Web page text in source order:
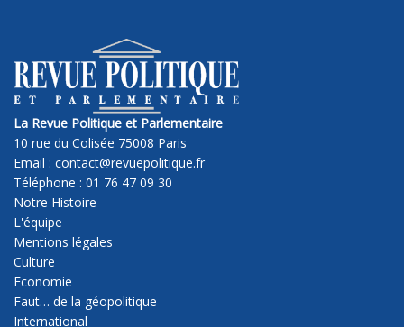
La Revue Politique et Parlementaire
10 rue du Colisée 75008 Paris
Email : contact@revuepolitique.fr
Téléphone : 01 76 47 09 30
Notre Histoire
L'équipe
Mentions légales
Culture
Economie
Faut… de la géopolitique
International